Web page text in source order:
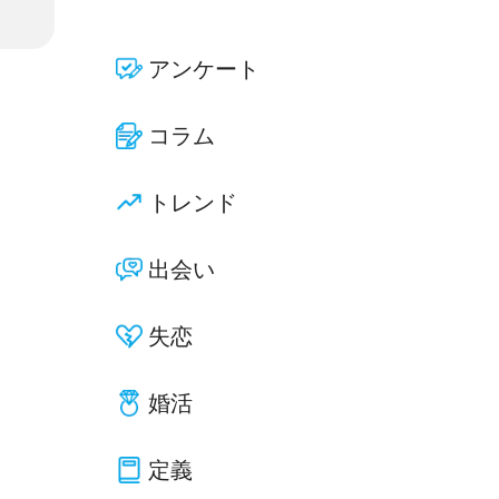
アンケート
コラム
トレンド
出会い
失恋
婚活
定義